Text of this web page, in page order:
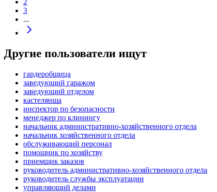
3
...
Другие пользователи ищут
гардеробщица
заведующий гаражом
заведующий отделом
кастелянша
инспектор по безопасности
менеджер по клинингу
начальник административно-хозяйственного отдела
начальник хозяйственного отдела
обслуживающий персонал
помощник по хозяйству
приемщик заказов
руководитель административно-хозяйственного отдела
руководитель службы эксплуатации
управляющий делами